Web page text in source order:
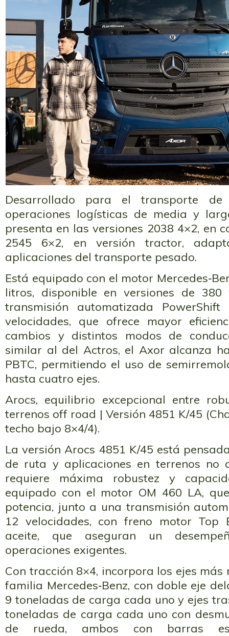
Desarrollado para el transporte
operaciones logísticas de media y
presenta en las versiones 2038 4×2, en
2545 6×2, en versión tractor,
aplicaciones del transporte pesado.
Está equipado con el motor
litros, disponible en versiones de
transmisión automatizada
velocidades, que ofrece mayor
cambios y distintos modos de
similar al del Actros, el Axor alcanza
PBTC, permitiendo el uso de
hasta cuatro ejes.
Arocs, equilibrio excepcional entre
terrenos off road | Versión 4851 K/45
techo bajo 8×4/4).
La versión Arocs 4851 K/45 está
de ruta y aplicaciones en terrenos no
requiere máxima robustez y
equipado con el motor OM 460 LA,
potencia, junto a una transmisión
12 velocidades, con freno motor Top
aceite, que aseguran un
operaciones exigentes.
Con tracción 8×4, incorpora los ejes
familia Mercedes‑Benz, con doble eje
9 toneladas de carga cada uno y ejes
toneladas de carga cada uno con
de rueda, ambos con barras